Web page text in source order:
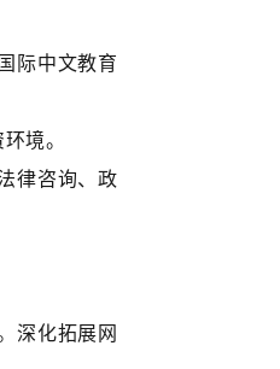
际中文教育
境。
律咨询、政
深化拓展网